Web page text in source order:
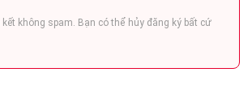
kết không spam. Bạn có thể hủy đăng ký bất cứ